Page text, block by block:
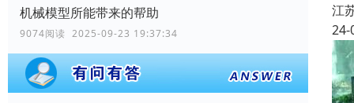
机械模型所能带来的帮助
9074阅读 2025-09-23 19:37:34
江
24-